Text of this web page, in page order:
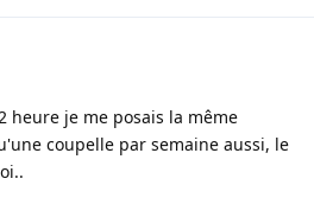
heure je me posais la même
coupelle par semaine aussi, le